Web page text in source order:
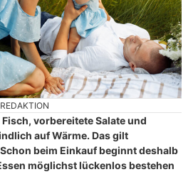
vorbereitete Salate und
auf Wärme. Das gilt
beim Einkauf beginnt deshalb
möglichst lückenlos bestehen